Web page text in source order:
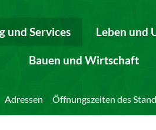
und Services Leben und
Bauen und Wirtschaft
Adressen Öffnungszeiten des